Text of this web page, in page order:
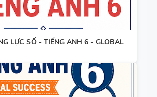
LỰC SỐ - TIẾNG ANH 6 - GLOBAL